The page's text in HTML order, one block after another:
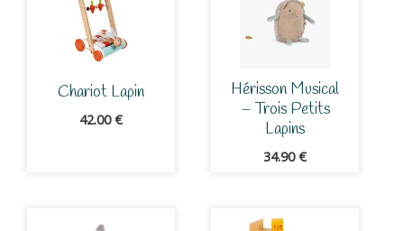
Chariot Lapin
42.00€
Hérisson Musical
– Trois Petits
Lapins
34.90€